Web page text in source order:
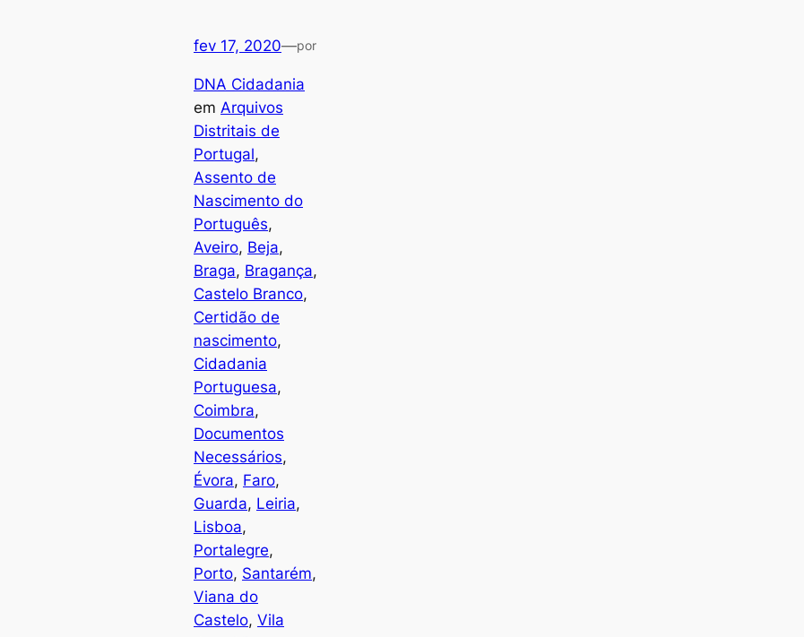
fev 17, 2020—por
DNA Cidadania
em Arquivos
Distritais de
Portugal
Assento de
Nascimento do
Português
Aveiro, Beja
Braga, Bragança
Castelo Branco
Certidão de
nascimento
Cidadania
Portuguesa
Coimbra
Documentos
Necessários
Évora, Faro
Guarda, Leiria
Lisboa
Portalegre
Porto, Santarém
Viana do
Castelo, Vila